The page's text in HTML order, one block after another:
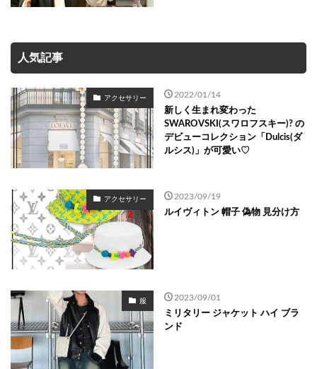
人気記事
アクセサリー 2022/01/14
新しく生まれ変わった
SWAROVSKI(スワロフスキー)? の
デビューコレクション「Dulcis(ダ
ルシス)」が可愛い♡
アクセサリー 2023/09/19
ルイヴィトン 帽子 偽物 見分け方
服 2023/09/01
ミリタリー ジャケット ハイ ブラ
ンド